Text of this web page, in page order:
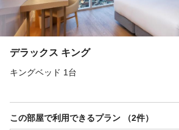
デラックス キング
キングベッド 1台
この部屋で利用できるプラン （2件）